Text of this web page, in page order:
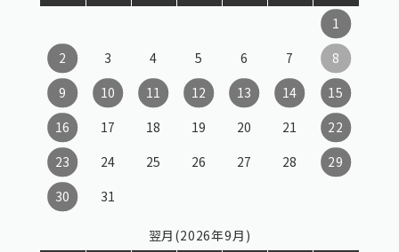
1
2
3 4 5 6 7
8
9
10 11 12 13 14
15
16
17 18 19 20 21
22
23
24 25 26 27 28
29
30
31
翌月(2026年9月)